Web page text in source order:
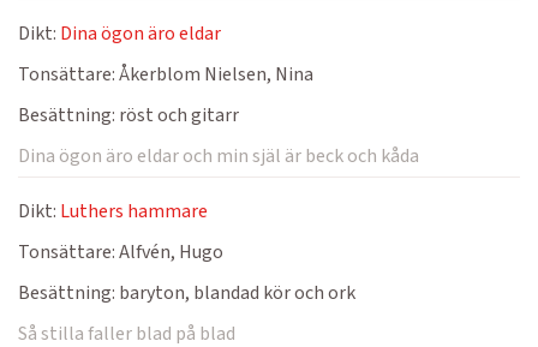
Dikt: Dina ögon äro eldar
Tonsättare:Åkerblom Nielsen, Nina
Besättning: röst och gitarr
Dina ögon äro eldar och min själ är beck och kåda
Dikt: Luthers hammare
Tonsättare:Alfvén, Hugo
Besättning: baryton, blandad kör och ork
Så stilla faller blad på blad